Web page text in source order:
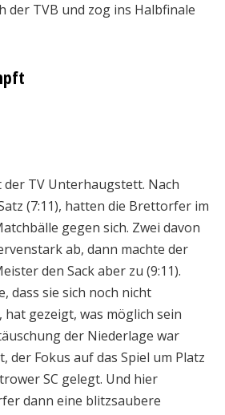
der TVB und zog ins Halbfinale
TV Unterhaugstett. Nach
(7:11), hatten die Brettorfer im
gegen sich. Zwei davon
ab, dann machte der
den Sack aber zu (9:11).
dass sie sich noch nicht
gezeigt, was möglich sein
der Niederlage war
der Fokus auf das Spiel um Platz
SC gelegt. Und hier
dann eine blitzsaubere